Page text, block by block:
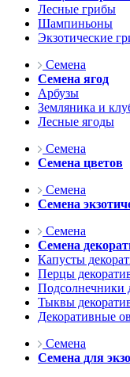
Лесные грибы
Шампиньоны
Экзотические
Семена
Семена ягод
Арбузы
Земляника и
Лесные ягоды
Семена
Семена цветов
Семена
Семена
Семена
Семена
Капусты
Перцы
Подсолнечники
Тыквы
Декоративные
Семена
Семена для